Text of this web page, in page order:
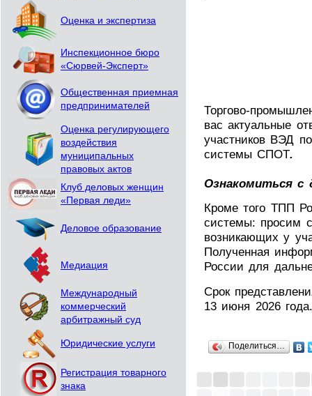
Оценка и экспертиза
Инспекционное бюро
«Сюрвей-Эксперт»
Общественная приемная
предпринимателей
Оценка регулирующего
воздействия
муниципальных
правовых актов
Клуб деловых женщин
«Первая леди»
Деловое образование
Медиация
Международный
коммерческий
арбитражный суд
Юридические услуги
Регистрация товарного
знака
Торгово-
вас актуальные
участников ВЭД
системы СПОТ.
Ознакомиться
Кроме того ТПП
системы: просим
возникающих у
Полученная
России для
Срок
13 июня 2026
Поделиться…